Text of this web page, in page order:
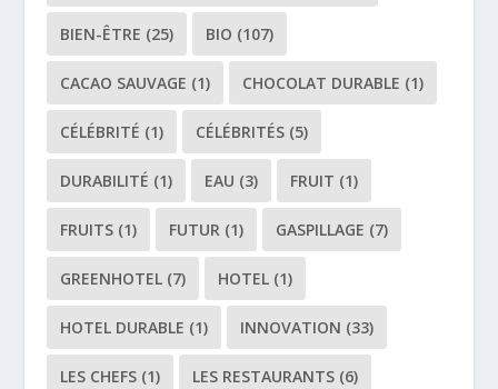
BIEN-ÊTRE (25) BIO (107)
CACAO SAUVAGE (1) CHOCOLAT DURABLE (1)
CÉLÉBRITÉ (1) CÉLÉBRITÉS (5)
DURABILITÉ (1) EAU (3) FRUIT (1)
FRUITS (1) FUTUR (1) GASPILLAGE (7)
GREENHOTEL (7) HOTEL (1)
HOTEL DURABLE (1) INNOVATION (33)
LES CHEFS (1) LES RESTAURANTS (6)